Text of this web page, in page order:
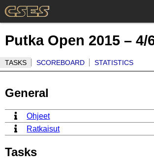
Putka Open 2015 – 4/
TASKS SCOREBOARD STATISTICS
General
Ohjeet
Ratkaisut
Tasks